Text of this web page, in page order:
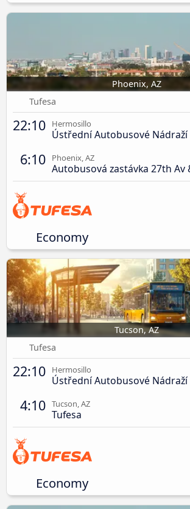
Phoenix, AZ
Tufesa
22:10 Hermosillo
Ústřední Autobusové Nádraží
6:10 Phoenix, AZ
Autobusová zastávka 27th Av
Economy
Tucson, AZ
Tufesa
22:10 Hermosillo
Ústřední Autobusové Nádraží
4:10 Tucson, AZ
Tufesa
Economy